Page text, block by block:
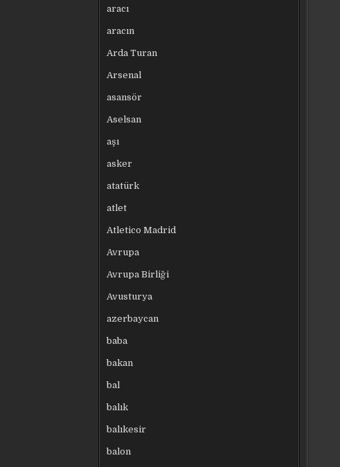
aracı
aracın
Arda Turan
Arsenal
asansör
Aselsan
aşı
asker
atatürk
atlet
Atletico Madrid
Avrupa
Avrupa Birliği
Avusturya
azerbaycan
baba
bakan
bal
balık
balıkesir
balon